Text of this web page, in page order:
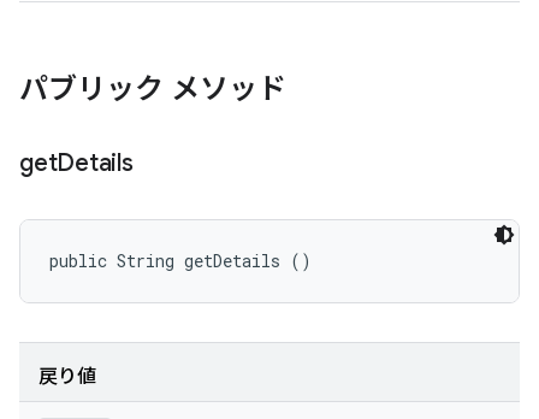
パブリック メソッド
getDetails
public String getDetails ()
戻り値